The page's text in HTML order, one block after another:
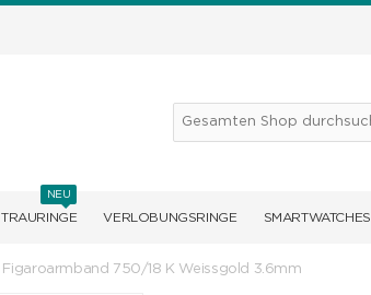
TRAURINGE
NEU
VERLOBUNGSRINGE SMARTWATCHES
Figaroarmband 750/18 K Weissgold 3.6mm